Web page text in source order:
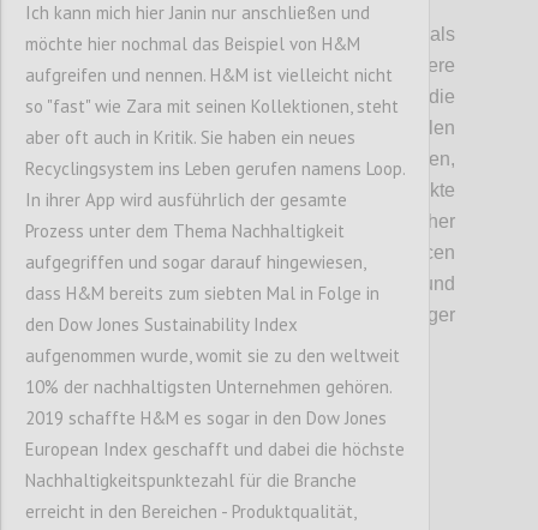
Auch die Souveränität des Staates als
Mitglied von Staatsbünden, diversere
Handelsunionen und Abkommen,
schränkt die
Handlungsfähigkeit ein
. Zusätzlich spielen
hier auch noch internationale Entwicklung en,
wie das Erstarken von Regimen, Konflikte
zwischen Großmächten und Ökonomischer
Imperialismus
Staaten kaufen
Ressourcen
und Firmen
einen großen Einfluss und
machen
die Zukunft noch
weniger
vorhersehbar.
Ich kann mich hier Janin nur anschließen und
möchte hier nochmal das Beispiel von H&M
aufgreifen und nennen. H&M ist vielleicht nicht
so "fast" wie Zara mit seinen Kollektionen, steht
aber oft auch in Kritik. Sie haben ein neues
Recyclingsystem ins Leben gerufen namens Loop.
In ihrer App wird ausführlich der gesamte
Prozess unter dem Thema Nachhaltigkeit
aufgegriffen und sogar darauf hingewiesen,
dass H&M bereits zum siebten Mal in Folge in
den Dow Jones Sustainability Index
aufgenommen wurde, womit sie zu den weltweit
10% der nachhaltigsten Unternehmen gehören.
2019 schaffte H&M es sogar in den Dow Jones
European Index geschafft und dabei die höchste
Nachhaltigkeitspunktezahl für die Branche
erreicht in den Bereichen - Produktqualität,